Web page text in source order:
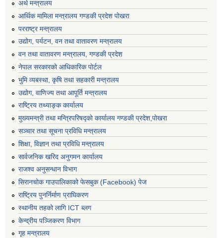
अर्थ मन्त्रालय
आर्थिक मामिला मन्त्रालय गण्डकी प्रदेश पोखरा
परराष्ट्र मन्त्रालय
उद्योग, पर्यटन, वन तथा वातावरण मन्त्रालय
वन तथा वातावरण मन्त्रालय, गण्डकी प्रदेश
नेपाल सरकारको आधिकारिक पोर्टल
भुमि व्यबस्था, कृषि तथा सहकारी मन्त्रालय
उद्योग, वाणिज्य तथा आपूर्ति मन्त्रालय
राष्ट्रिय तथ्याङ्क कार्यालय
मुख्यमन्त्री तथा मन्त्रिपरिषद्को कार्यालय गण्डकी प्रदेश,पोखरा
सञ्‍चार तथा सूचना प्रविधि मन्त्रालय
शिक्षा, विज्ञान तथा प्रविधि मन्त्रालय
सार्वजनिक खरिद अनुगमन कार्यालय
राजश्व अनुसन्धान विभाग
सिरानचोक गाउपालिकाको फेसबुक (Facebook) पेज
राष्ट्रिय पुनर्निर्माण प्राघिकरण
स्थानीय तहको लागि ICT ब्लग
केन्द्रीय पञ्जिकरण विभाग
गृह मन्त्रालय